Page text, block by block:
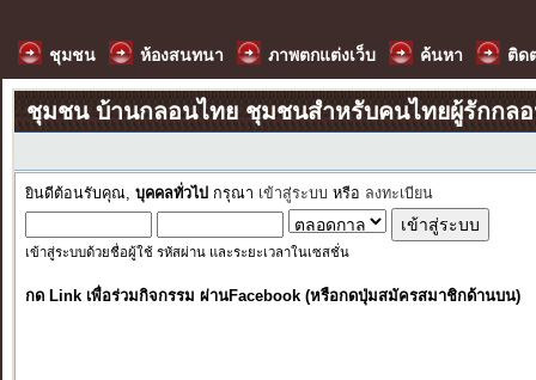
ชุมชน ห้องสนทนา ภาพตกแต่งเว็บ ค้นหา ติด
ชุมชน บ้านกลอนไทย ชุมชนสำหรับคนไทยผู้รักกล
ยินดีต้อนรับคุณ, บุคคลทั่วไป กรุณา เข้าสู่ระบบ หรือ ลงทะเบียน
เข้าสู่ระบบด้วยชื่อผู้ใช้ รหัสผ่าน และระยะเวลาในเซสชั่น
กด Link เพื่อร่วมกิจกรรม ผ่านFacebook (หรือกดปุ่มสมัครสมาชิกด้านบน)